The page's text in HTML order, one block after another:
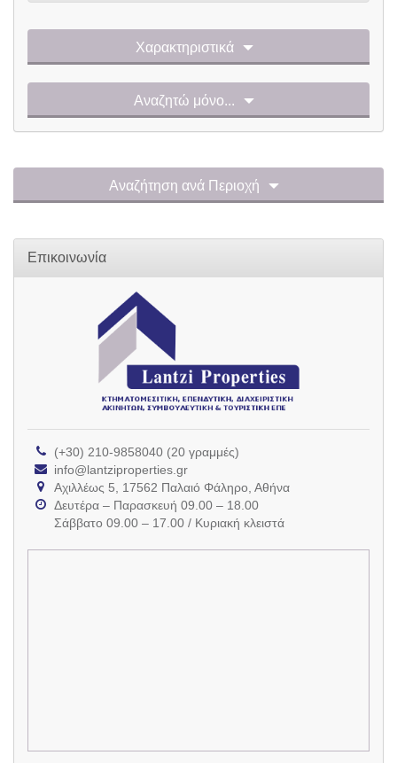
Χαρακτηριστικά
Αναζητώ μόνο...
Αναζήτηση ανά Περιοχή
Επικοινωνία
(+30) 210-9858040 (20 γραμμές)
info@lantziproperties.gr
Αχιλλέως 5, 17562 Παλαιό Φάληρο, Αθήνα
Δευτέρα – Παρασκευή 09.00 – 18.00
Σάββατο 09.00 – 17.00 / Κυριακή κλειστά